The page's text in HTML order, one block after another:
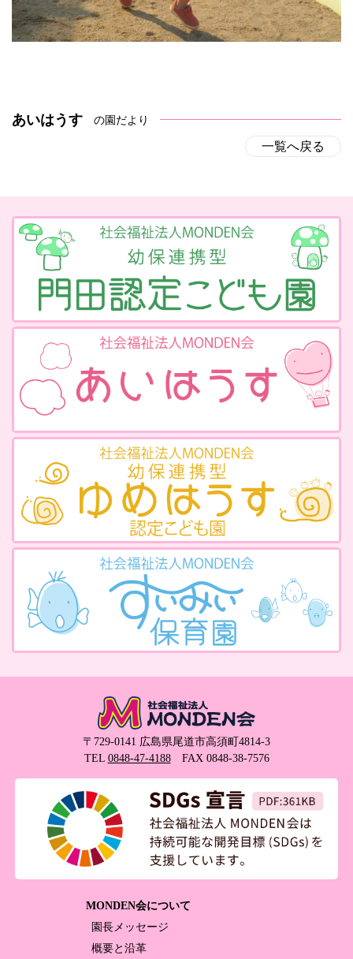
あいはうす の園だより
一覧へ戻る
〒729-0141 広島県尾道市高須町4814-3
TEL 0848-47-4188FAX 0848-38-7576
MONDEN会について
園長メッセージ
概要と沿革